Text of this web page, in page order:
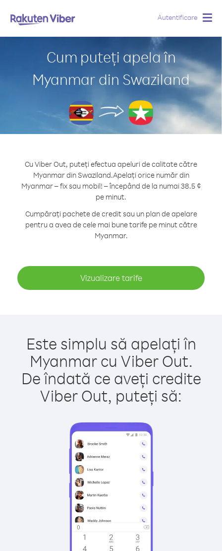
Autentificare
Cum puteți apela în
Myanmar din Swaziland
Cu Viber Out, puteți efectua apeluri de calitate către
Myanmar din Swaziland.Apelați orice număr din
Myanmar – fix sau mobil! – începând de la numai 38.5 ¢
pe minut.
Cumpărați pachete de credit sau un plan de apelare
pentru a avea de cele mai bune tarife pe minut către
Myanmar.
Vizualizare tarife
Este simplu să apelați în
Myanmar cu Viber Out.
De îndată ce aveți credite
Viber Out, puteți să: